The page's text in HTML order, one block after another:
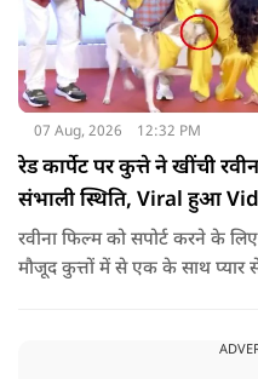
07 Aug, 2026 12:32 PM
रेड कार्पेट पर कुत्ते ने खींची
संभाली स्थिति, Viral हुआ
रवीना फिल्म को सपोर्ट करने के
मौजूद कुत्तों में से एक के साथ प्यार
खड़ी हुईं, तो कुत्ते का ध्यान उनकी